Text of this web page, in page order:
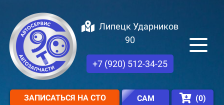
Липецк Ударников
90
+7 (920) 512-34-25
ЗАПИСАТЬСЯ НА СТО САМ (0)